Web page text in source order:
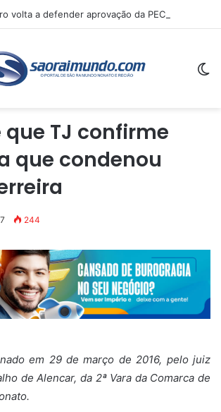
que TJ confirme
que condenou
244
em 29 de março de 2016, pelo juiz
de Alencar, da 2ª Vara da Comarca de